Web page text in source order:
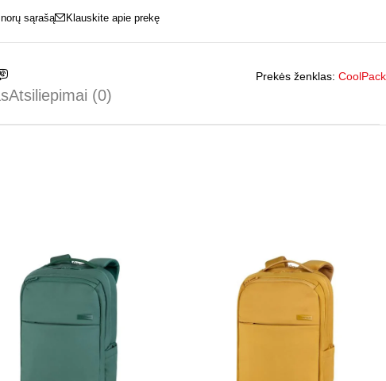
Klauskite apie prekę
Prekės ženklas: CoolPack
Atsiliepimai (0)